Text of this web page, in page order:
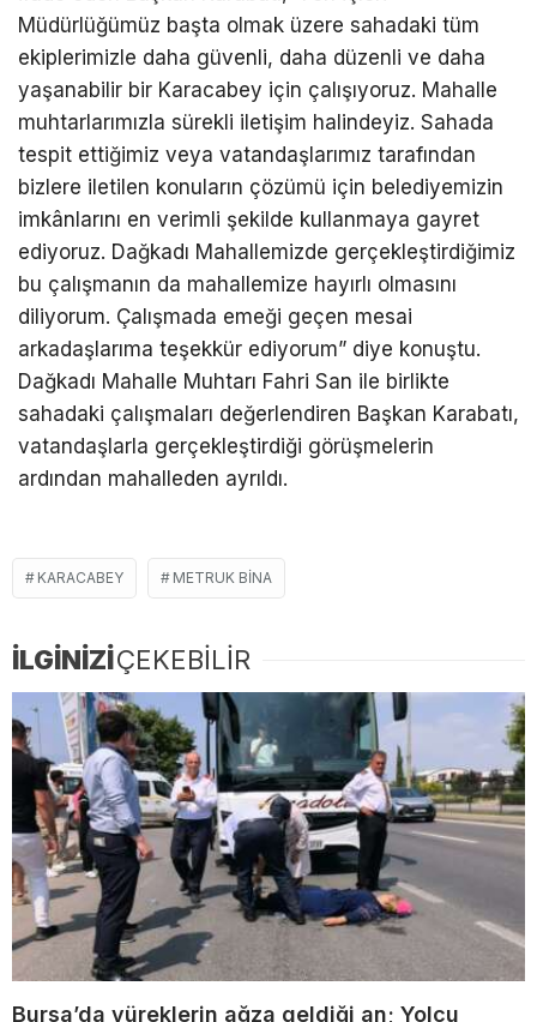
Müdürlüğümüz başta olmak üzere sahadaki tüm
ekiplerimizle daha güvenli, daha düzenli ve daha
yaşanabilir bir Karacabey için çalışıyoruz. Mahalle
muhtarlarımızla sürekli iletişim halindeyiz. Sahada
tespit ettiğimiz veya vatandaşlarımız tarafından
bizlere iletilen konuların çözümü için belediyemizin
imkânlarını en verimli şekilde kullanmaya gayret
ediyoruz. Dağkadı Mahallemizde gerçekleştirdiğimiz
bu çalışmanın da mahallemize hayırlı olmasını
diliyorum. Çalışmada emeği geçen mesai
arkadaşlarıma teşekkür ediyorum” diye konuştu.
Dağkadı Mahalle Muhtarı Fahri San ile birlikte
sahadaki çalışmaları değerlendiren Başkan Karabatı,
vatandaşlarla gerçekleştirdiği görüşmelerin
ardından mahalleden ayrıldı.
KARACABEY METRUK BINA
İLGİNİZİÇEKEBİLİR
Bursa’da yüreklerin ağza geldiği an; Yolcu